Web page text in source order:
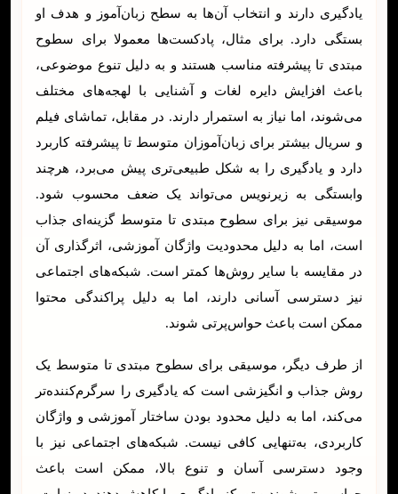
یادگیری دارند و انتخاب آن‌ها به سطح زبان‌آموز و هدف او
بستگی دارد. برای مثال، پادکست‌ها معمولا برای سطوح
مبتدی تا پیشرفته مناسب هستند و به دلیل تنوع موضوعی،
باعث افزایش دایره لغات و آشنایی با لهجه‌های مختلف
می‌شوند، اما نیاز به استمرار دارند. در مقابل، تماشای فیلم
و سریال بیشتر برای زبان‌آموزان متوسط تا پیشرفته کاربرد
دارد و یادگیری را به شکل طبیعی‌تری پیش می‌برد، هرچند
وابستگی به زیرنویس می‌تواند یک ضعف محسوب شود.
موسیقی نیز برای سطوح مبتدی تا متوسط گزینه‌ای جذاب
است، اما به دلیل محدودیت واژگان آموزشی، اثرگذاری آن
در مقایسه با سایر روش‌ها کمتر است. شبکه‌های اجتماعی
نیز دسترسی آسانی دارند، اما به دلیل پراکندگی محتوا
ممکن است باعث حواس‌پرتی شوند.
از طرف دیگر، موسیقی برای سطوح مبتدی تا متوسط یک
روش جذاب و انگیزشی است که یادگیری را سرگرم‌کننده‌تر
می‌کند، اما به دلیل محدود بودن ساختار آموزشی و واژگان
کاربردی، به‌تنهایی کافی نیست. شبکه‌های اجتماعی نیز با
وجود دسترسی آسان و تنوع بالا، ممکن است باعث